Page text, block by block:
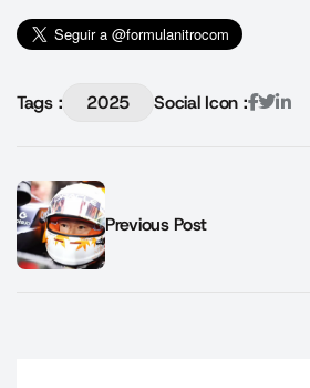
Tags : 2025 Social Icon :
Previous Post